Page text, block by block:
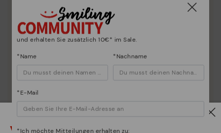
Die Essenz von Pikolinos:
Entdecken sie mehr
zu machen.
und erhalten Sie zusätzlich 10€* im Sale.
*Name *Nachname
*E-Mail
*Ich möchte Mitteilungen erhalten zu: